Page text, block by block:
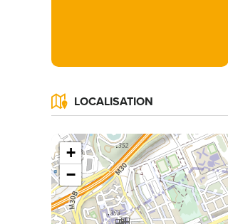
LOCALISATION
+
−